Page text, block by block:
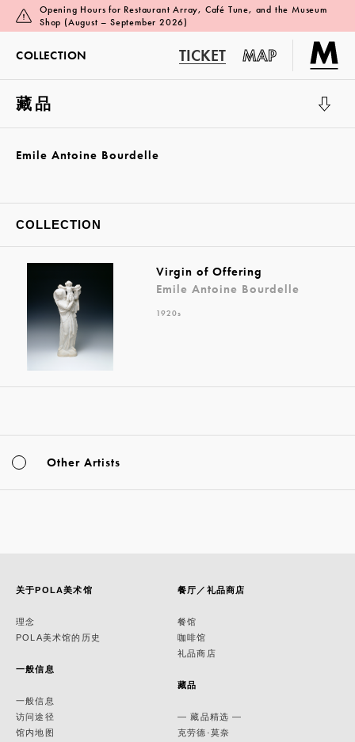
Opening Hours for Restaurant Array, Café Tune, and the Museum
Shop (August – September 2026)
COLLECTION TICKET MAP
藏品
Emile Antoine Bourdelle
COLLECTION
Virgin of Offering
Emile Antoine Bourdelle
1920s
Other Artists
关于POLA美术馆
理念
POLA美术馆的历史
一般信息
一般信息
访问途径
馆内地图
餐厅／礼品商店
餐馆
咖啡馆
礼品商店
藏品
— 藏品精选 —
克劳德·莫奈